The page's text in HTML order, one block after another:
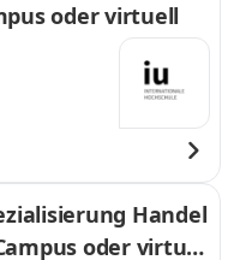
oder virtuell
Handel
oder virtuel